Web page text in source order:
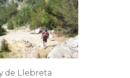
de Llebreta